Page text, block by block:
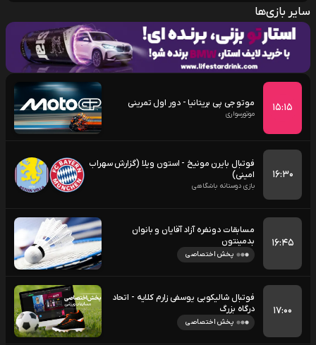
سایر بازی‌ها
۱۵:۱۵ موتو جی پی بریتانیا - دور اول تمرینی
موتورسواری
۱۶:۳۰
فوتبال بایرن مونیخ - استون ویلا (گزارش سهراب
امینی)
بازی دوستانه باشگاهی
۱۶:۴۵
مسابقات دونفره آزاد آقایان و بانوان
بدمینتون
پخش اختصاصی
۱۷:۰۰
فوتبال شالیکوبی یوسفی زارم کلایه - اتحاد
درگاه بزرگ
پخش اختصاصی